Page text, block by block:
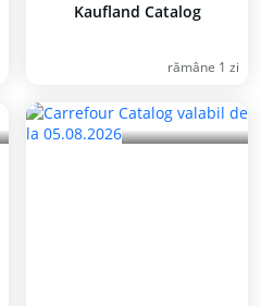
Kaufland Catalog
rămâne 1 zi